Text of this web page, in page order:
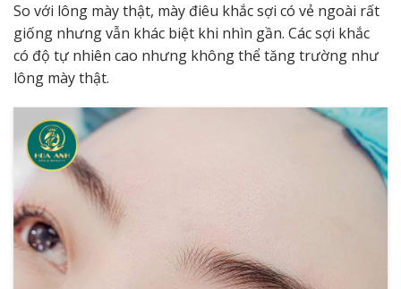
So với lông mày thật, mày điêu khắc sợi có vẻ ngoài rất
giống nhưng vẫn khác biệt khi nhìn gần. Các sợi khắc
có độ tự nhiên cao nhưng không thể tăng trường như
lông mày thật.